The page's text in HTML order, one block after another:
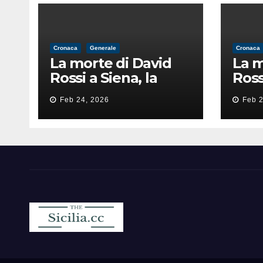
Cronaca Generale
La morte di David
Rossi a Siena, la
perizia lancia la
pista di
un’intimidazione
Feb 24, 2026
Cronaca
La
Feb